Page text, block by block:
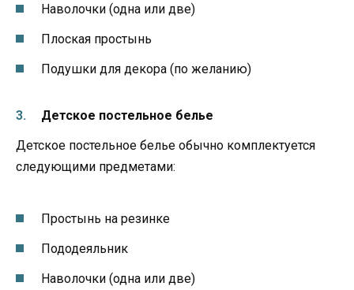
Наволочки (одна или две)
Плоская простынь
Подушки для декора (по желанию)
Детское постельное белье
Детское постельное белье обычно комплектуется
следующими предметами:
Простынь на резинке
Пододеяльник
Наволочки (одна или две)